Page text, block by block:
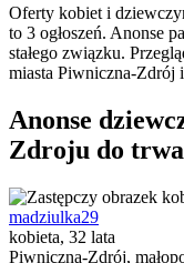
Oferty kobiet i
to 3 ogłoszeń. Anonse
stałego związku.
miasta Piwniczna-Zdrój
Anonse
Zdroju do
madziulka29
kobieta, 32 lata
Piwniczna-Zdrój,